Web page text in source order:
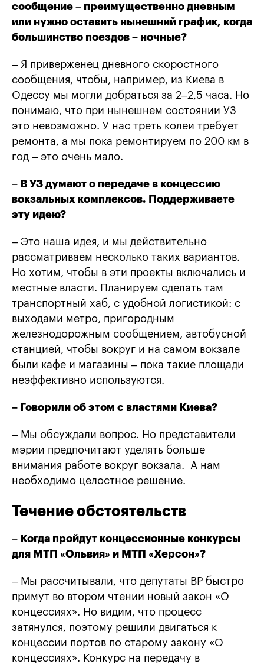
сообщение – преимущественно дневным
или нужно оставить нынешний график, когда
большинство поездов – ночные?
– Я приверженец дневного скоростного
сообщения, чтобы, например, из Киева в
Одессу мы могли добраться за 2–2,5 часа. Но
понимаю, что при нынешнем состоянии УЗ
это невозможно. У нас треть колеи требует
ремонта, а мы пока ремонтируем по 200 км в
год – это очень мало.
– В УЗ думают о передаче в концессию
вокзальных комплексов. Поддерживаете
эту идею?
– Это наша идея, и мы действительно
рассматриваем несколько таких вариантов.
Но хотим, чтобы в эти проекты включались и
местные власти. Планируем сделать там
транспортный хаб, с удобной логистикой: с
выходами метро, пригородным
железнодорожным сообщением, автобусной
станцией, чтобы вокруг и на самом вокзале
были кафе и магазины – пока такие площади
неэффективно используются.
– Говорили об этом с властями Киева?
– Мы обсуждали вопрос. Но представители
мэрии предпочитают уделять больше
внимания работе вокруг вокзала. А нам
необходимо целостное решение.
Течение обстоятельств
– Когда пройдут концессионные конкурсы
для МТП «Ольвия» и МТП «Херсон»?
– Мы рассчитывали, что депутаты ВР быстро
примут во втором чтении новый закон «О
концессиях». Но видим, что процесс
затянулся, поэтому решили двигаться к
концессии портов по старому закону «О
концессиях». Конкурс на передачу в